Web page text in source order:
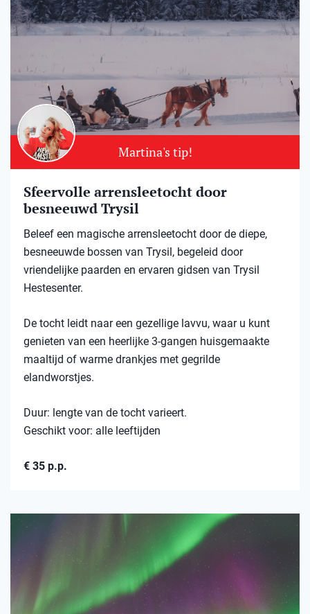
Martina's tip!
Sfeervolle arrensleetocht door
besneeuwd Trysil​
Beleef een magische arrensleetocht door de diepe,
besneeuwde bossen van Trysil, begeleid door
vriendelijke paarden en ervaren gidsen van Trysil
Hestesenter.
De tocht leidt naar een gezellige lavvu, waar u kunt
genieten van een heerlijke 3-gangen huisgemaakte
maaltijd of warme drankjes met gegrilde
elandworstjes.
Duur: lengte van de tocht varieert.
Geschikt voor: alle leeftijden
€ 35 p.p.